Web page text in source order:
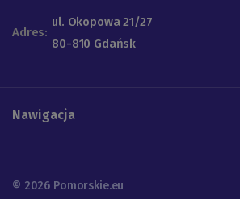
Adres:
ul. Okopowa 21/27
80-810 Gdańsk
Nawigacja
© 2026 Pomorskie.eu